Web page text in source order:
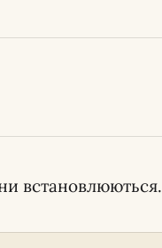
встановлюються.